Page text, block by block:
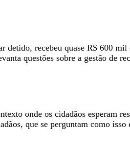
detido, recebeu quase R$ 600
questões sobre a gestão de
onde os cidadãos esperam
que se perguntam como